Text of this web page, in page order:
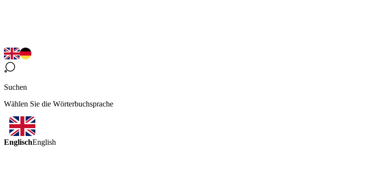
Suchen
Wählen Sie die Wörterbuchsprache
EnglischEnglish